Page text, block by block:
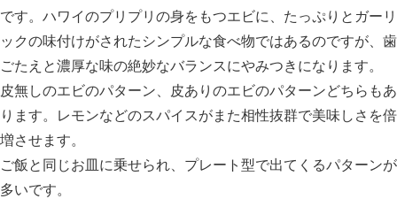
です。ハワイのプリプリの身をもつエビに、たっぷりとガーリ
ックの味付けがされたシンプルな食べ物ではあるのですが、歯
ごたえと濃厚な味の絶妙なバランスにやみつきになります。
皮無しのエビのパターン、皮ありのエビのパターンどちらもあ
ります。レモンなどのスパイスがまた相性抜群で美味しさを倍
増させます。
ご飯と同じお皿に乗せられ、プレート型で出てくるパターンが
多いです。